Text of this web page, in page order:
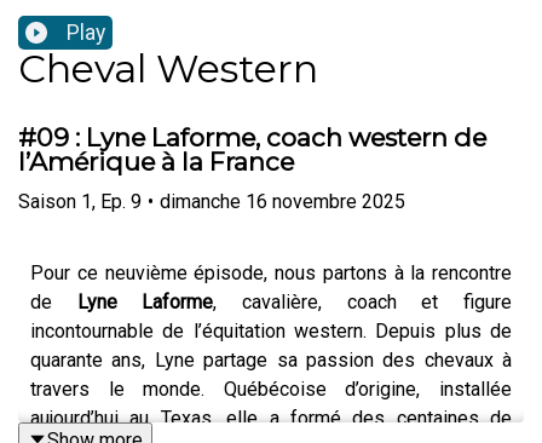
Play
Cheval Western
#09 : Lyne Laforme, coach western de
l’Amérique à la France
Saison 1, Ep. 9 • dimanche 16 novembre 2025
Pour ce neuvième épisode, nous partons à la rencontre
de Lyne Laforme, cavalière, coach et figure
incontournable de l’équitation western. Depuis plus de
quarante ans, Lyne partage sa passion des chevaux à
travers le monde. Québécoise d’origine, installée
aujourd’hui au Texas, elle a formé des centaines de